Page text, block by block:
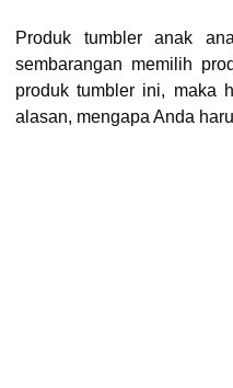
Produk tumbler anak
sembarangan memilih
produk tumbler ini, maka
alasan, mengapa Anda